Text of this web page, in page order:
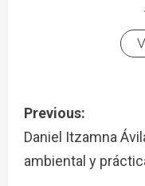
Previous:
Daniel Itzamna
ambiental y